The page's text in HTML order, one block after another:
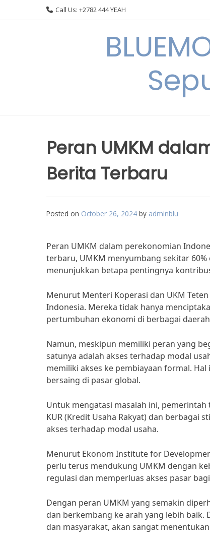
Call Us: +2782 444 YEAH
Peran UMKM
Berita Terbaru
Posted on October 26, 2024 by adminblu
Peran UMKM dalam perekonomian
terbaru, UMKM menyumbang sekitar
menunjukkan betapa pentingnya
Menurut Menteri Koperasi dan UKM
Indonesia. Mereka tidak hanya
pertumbuhan ekonomi di berbagai
Namun, meskipun memiliki peran yang
satunya adalah akses terhadap modal
memiliki akses ke pembiayaan formal.
bersaing di pasar global.
Untuk mengatasi masalah ini,
KUR (Kredit Usaha Rakyat) dan berbagai
akses terhadap modal usaha.
Menurut Ekonom Institute for
perlu terus mendukung UMKM dengan
regulasi dan memperluas akses pasar
Dengan peran UMKM yang semakin
dan berkembang ke arah yang lebih
dan masyarakat, akan sangat